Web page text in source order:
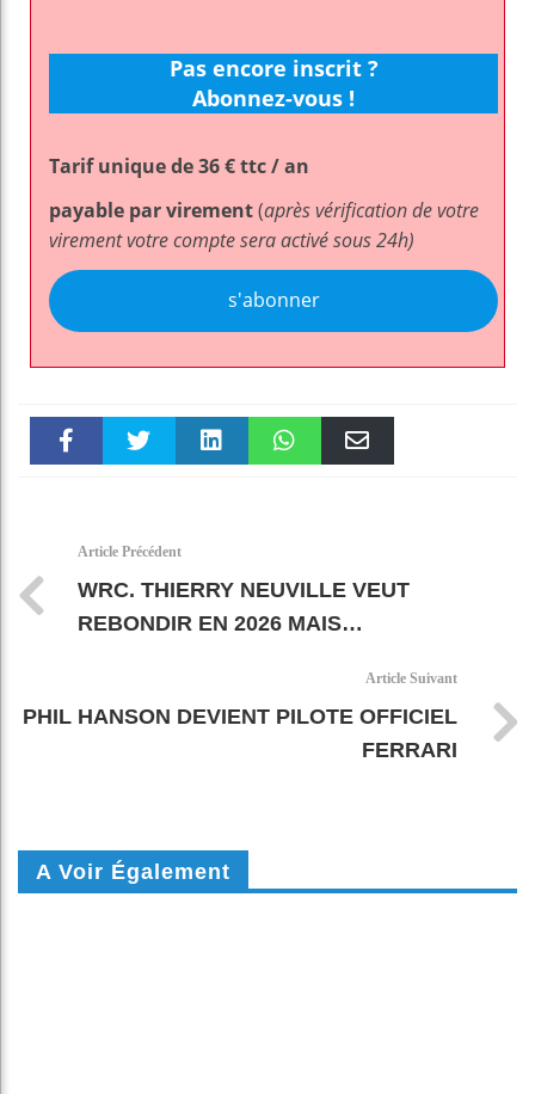
Pas encore inscrit ?
Abonnez-vous !
Tarif unique de 36 € ttc / an
payable par virement(après vérification de votre
virement votre compte sera activé sous 24h)
s'abonner
Article Précédent
WRC. THIERRY NEUVILLE VEUT
REBONDIR EN 2026 MAIS…
Article Suivant
PHIL HANSON DEVIENT PILOTE OFFICIEL
FERRARI
A Voir Également